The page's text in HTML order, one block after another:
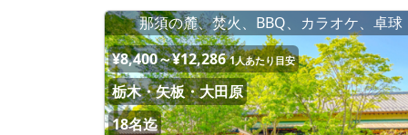
那須の麓、焚火、BBQ、カラオケ、卓球
¥8,400～¥12,286 1人あたり目安
栃木・矢板・大田原
18名迄